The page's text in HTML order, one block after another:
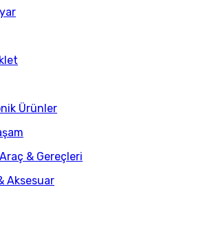
Ürünler
& Gereçleri
Aksesuar